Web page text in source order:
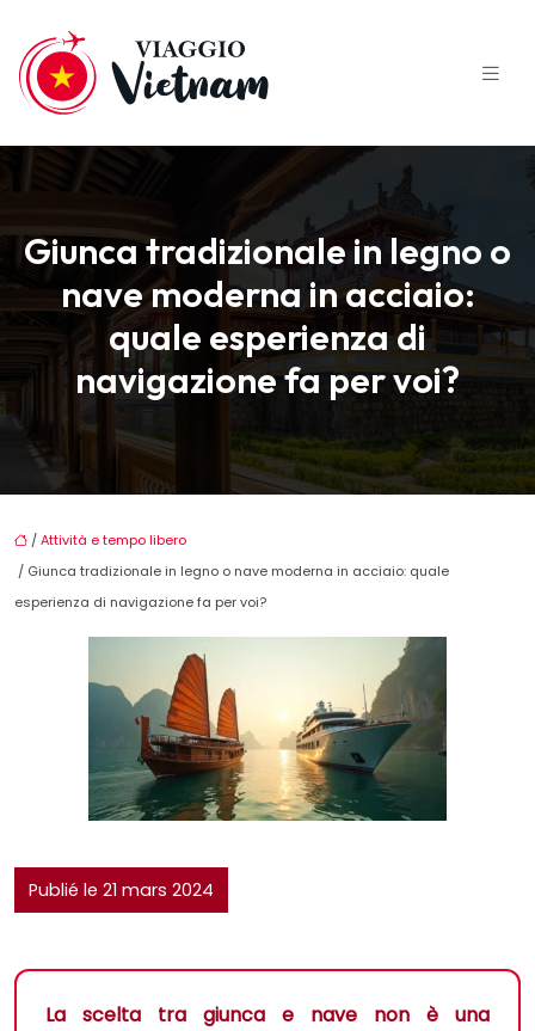
Giunca tradizionale in legno o
nave moderna in acciaio:
quale esperienza di
navigazione fa per voi?
/Attività e tempo libero
/ Giunca tradizionale in legno o nave moderna in acciaio: quale
esperienza di navigazione fa per voi?
Publié le 21 mars 2024
La scelta tra giunca e nave non è una